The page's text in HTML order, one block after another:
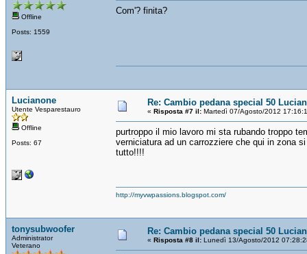
Offline
Posts: 1559
Com'? finita?
Lucianone
Utente Vesparestauro
Offline
Posts: 67
Re: Cambio pedana special 50
« Risposta #7 il: Martedì 07/Agosto/2012
purtroppo il mio lavoro mi sta rubando troppo
verniciatura ad un carrozziere che qui in zona
tutto!!!!
http://myvwpassions.blogspot.com/
tonysubwoofer
Administrator
Veterano
Re: Cambio pedana special 50
« Risposta #8 il: Lunedì 13/Agosto/2012